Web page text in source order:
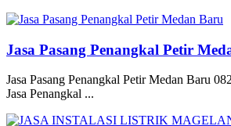
Jasa Pasang Penangkal Petir
Jasa Pasang Penangkal Petir Medan Baru
Jasa Penangkal ...